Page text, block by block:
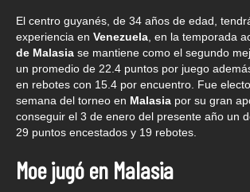
El centro guyanés, de 34 años de edad,
experiencia en Venezuela , en la temporada
de Malasia se mantiene como el segundo
un promedio de 22.4 puntos por juego
en rebotes con 15.4 por encuentro. Fue
semana del torneo en Malasia por su gran
conseguir el 3 de enero del presente año un
29 puntos encestados y 19 rebotes.
Moe jugó en Malasia